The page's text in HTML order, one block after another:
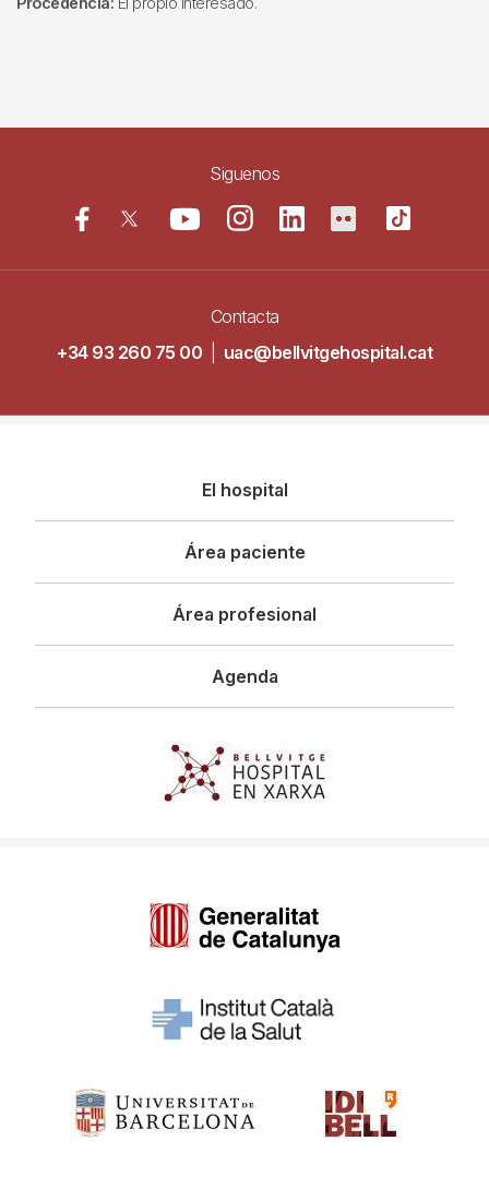
Siguenos
Contacta
+34 93 260 75 00
uac@bellvitgehospital.cat
principal
El hospital
Área paciente
Área profesional
Agenda